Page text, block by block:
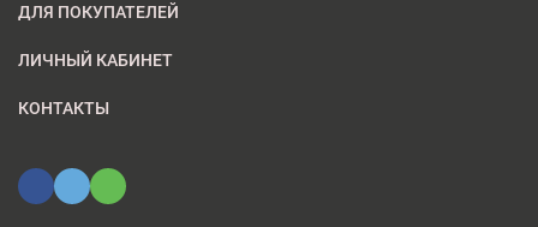
ДЛЯ ПОКУПАТЕЛЕЙ
ЛИЧНЫЙ КАБИНЕТ
КОНТАКТЫ